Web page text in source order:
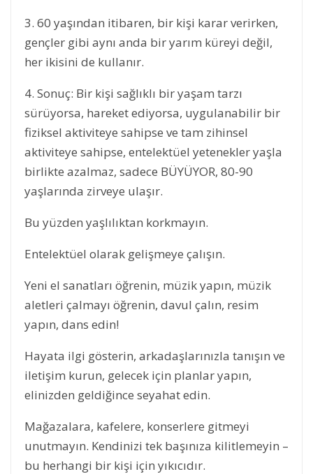
3. 60 yaşından itibaren, bir kişi karar verirken,
gençler gibi aynı anda bir yarım küreyi değil,
her ikisini de kullanır.
4. Sonuç: Bir kişi sağlıklı bir yaşam tarzı
sürüyorsa, hareket ediyorsa, uygulanabilir bir
fiziksel aktiviteye sahipse ve tam zihinsel
aktiviteye sahipse, entelektüel yetenekler yaşla
birlikte azalmaz, sadece BÜYÜYOR, 80-90
yaşlarında zirveye ulaşır.
Bu yüzden yaşlılıktan korkmayın.
Entelektüel olarak gelişmeye çalışın.
Yeni el sanatları öğrenin, müzik yapın, müzik
aletleri çalmayı öğrenin, davul çalın, resim
yapın, dans edin!
Hayata ilgi gösterin, arkadaşlarınızla tanışın ve
iletişim kurun, gelecek için planlar yapın,
elinizden geldiğince seyahat edin.
Mağazalara, kafelere, konserlere gitmeyi
unutmayın. Kendinizi tek başınıza kilitlemeyin –
bu herhangi bir kişi için yıkıcıdır.